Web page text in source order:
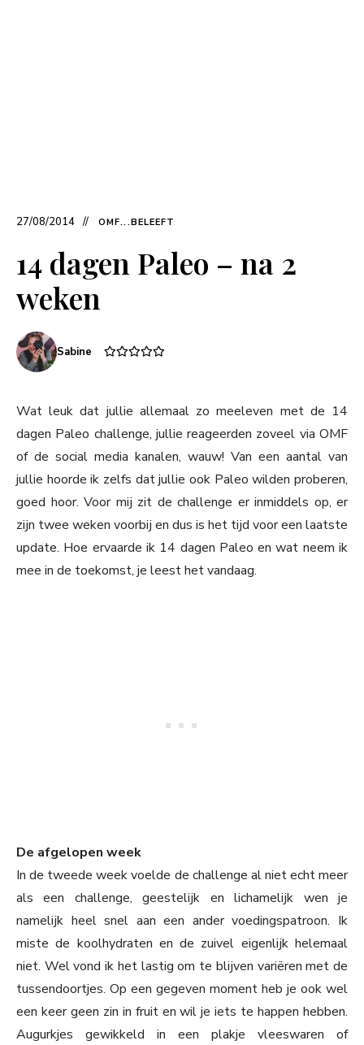
27/08/2014 OMF...BELEEFT
14 dagen Paleo – na 2
weken
Sabine
Wat leuk dat jullie allemaal zo meeleven met de 14
dagen Paleo challenge, jullie reageerden zoveel via OMF
of de social media kanalen, wauw! Van een aantal van
jullie hoorde ik zelfs dat jullie ook Paleo wilden proberen,
goed hoor. Voor mij zit de challenge er inmiddels op, er
zijn twee weken voorbij en dus is het tijd voor een laatste
update. Hoe ervaarde ik 14 dagen Paleo en wat neem ik
mee in de toekomst, je leest het vandaag.
De afgelopen week
In de tweede week voelde de challenge al niet echt meer
als een challenge, geestelijk en lichamelijk wen je
namelijk heel snel aan een ander voedingspatroon. Ik
miste de koolhydraten en de zuivel eigenlijk helemaal
niet. Wel vond ik het lastig om te blijven variëren met de
tussendoortjes. Op een gegeven moment heb je ook wel
een keer geen zin in fruit en wil je iets te happen hebben.
Augurkjes gewikkeld in een plakje vleeswaren of